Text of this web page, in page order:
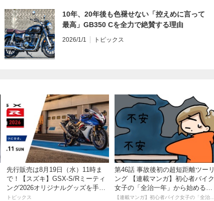
10年、20年後も色褪せない「控えめに言って
最高」GB350 Cを全力で絶賛する理由
2026/1/1 トピックス
先行販売は8月19日（水）11時ま
で！【スズキ】GSX-S/Rミーティ
ング2026オリジナルグッズを手に
入れよう！
トピックス
第46話 事故後初の超短距離ツーリ
ング 【連載マンガ】初心者バイク
女子の「全治一年」から始める起
死回生日記
【連載マンガ】初心者バイク女子の「全治一年」から始める起死回生日記